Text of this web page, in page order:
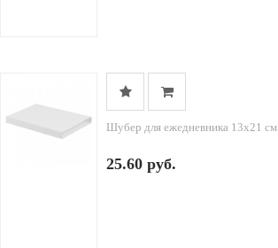
Шубер для ежедневника 13х21 см
25.60 руб.